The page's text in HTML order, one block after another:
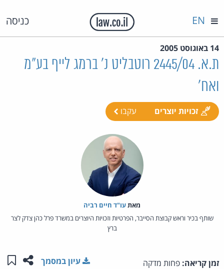
כניסה EN
14 באוגוסט 2005
ת.א. 2445/04 רוטבליט נ' ברמג לייף בע"מ
ואח'
זכויות יוצרים עקבו
מאת‏עו"ד חיים רביה
שותף בכיר וראש קבוצת הסייבר, הפרטיות וזכויות היוצרים במשרד פרל כהן צדק לצר
ברץ
זמן קריאה: פחות מדקה שתפו
עיון במסמך